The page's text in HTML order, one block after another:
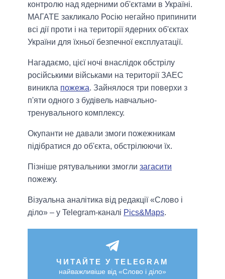
контролю над ядерними об'єктами в Україні.
МАГАТЕ закликало Росію негайно припинити
всі дії проти і на території ядерних об'єктах
України для їхньої безпечної експлуатації.
Нагадаємо, цієї ночі внаслідок обстрілу
російськими військами на території ЗАЕС
виникла пожежа. Зайнялося три поверхи з
п'яти одного з будівель навчально-
тренувального комплексу.
Окупанти не давали змоги пожежникам
підібратися до об'єкта, обстрілюючи їх.
Пізніше рятувальники змогли загасити
пожежу.
Візуальна аналітика від редакції «Слово і
діло» – у Telegram-каналі Pics&Maps.
ЧИТАЙТЕ У TELEGRAM
найважливіше від «Слово і діло»